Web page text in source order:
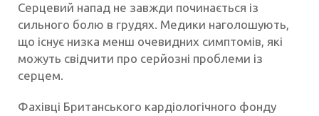
Серцевий напад не завжди починається із
сильного болю в грудях. Медики наголошують,
що існує низка менш очевидних симптомів, які
можуть свідчити про серйозні проблеми із
серцем.
Фахівці Британського кардіологічного фонду